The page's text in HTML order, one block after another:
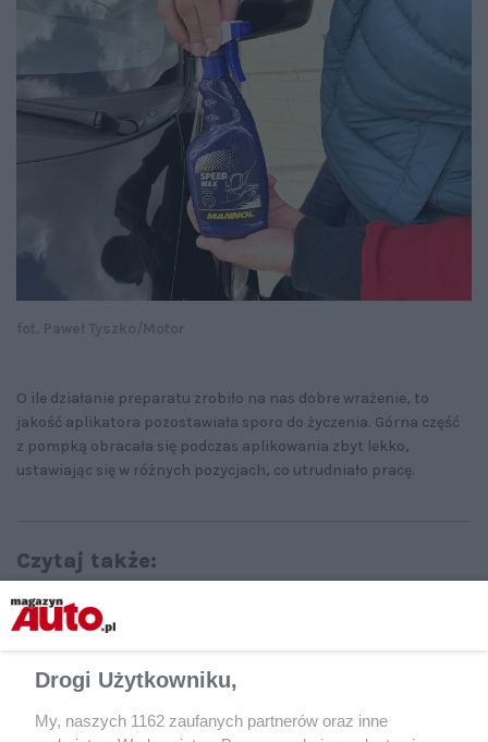
O ile działanie preparatu zrobiło na nas dobre wrażenie, to
jakość aplikatora pozostawiała sporo do życzenia. Górna część
z pompką obracała się podczas aplikowania zbyt lekko,
ustawiając się w różnych pozycjach, co utrudniało pracę.
Czytaj także:
PORADY
Drogi Użytkowniku,
My, naszych 1162 zaufanych partnerów oraz inne